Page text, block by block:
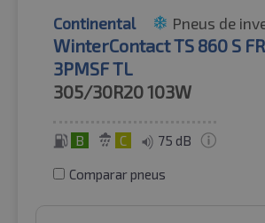
Continental Pneus de
WinterContact TS 860 S
3PMSF TL
305/30R20103W
B C 75 dB
Comparar pneus